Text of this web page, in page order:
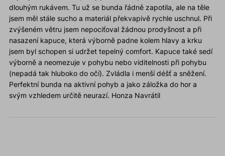
dlouhým rukávem. Tu už se bunda řádně zapotila, ale na těle
jsem měl stále sucho a materiál překvapivě rychle uschnul. Při
zvýšeném větru jsem nepociťoval žádnou prodyšnost a při
nasazení kapuce, která výborně padne kolem hlavy a krku
jsem byl schopen si udržet tepelný comfort. Kapuce také sedí
výborně a neomezuje v pohybu nebo viditelnosti při pohybu
(nepadá tak hluboko do očí). Zvládla i menší déšť a sněžení.
Perfektní bunda na aktivní pohyb a jako záložka do hor a
svým vzhledem určitě neurazí. Honza Navrátil